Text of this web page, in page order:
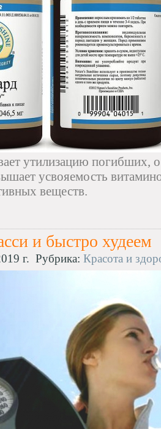
утилизацию погибших,
усвояемость
веществ.
и быстро худеем
г. Рубрика: Красота и